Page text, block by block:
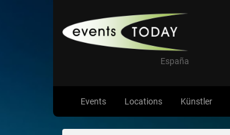
España
Events Locations Künstler